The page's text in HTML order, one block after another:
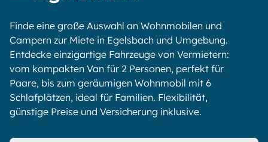
Finde eine große Auswahl an Wohnmobilen und
Campern zur Miete in Egelsbach und Umgebung.
Entdecke einzigartige Fahrzeuge von Vermietern:
vom kompakten Van für 2 Personen, perfekt für
Paare, bis zum geräumigen Wohnmobil mit 6
Schlafplätzen, ideal für Familien. Flexibilität,
günstige Preise und Versicherung inklusive.